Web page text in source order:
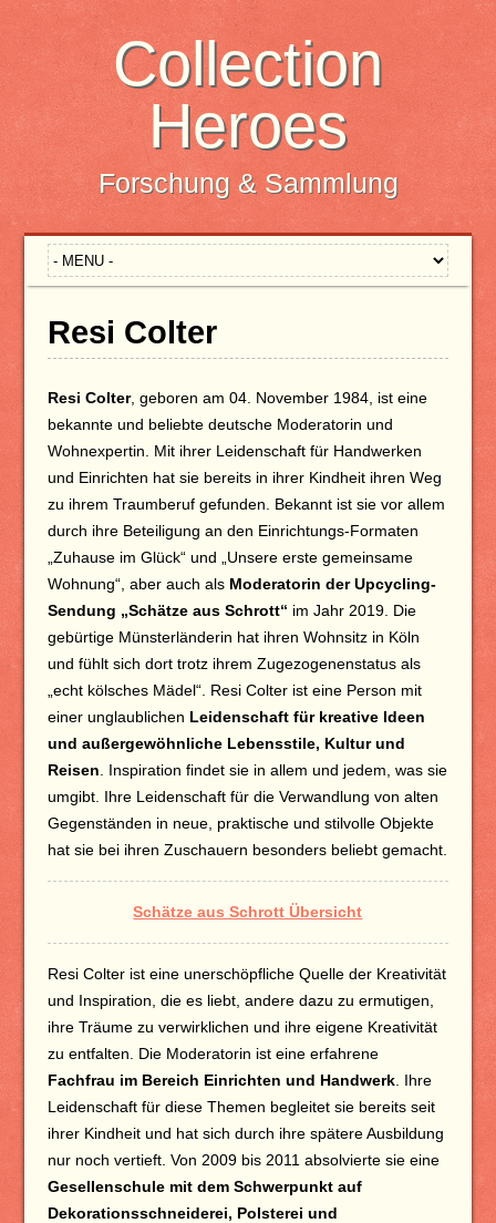
Collection
Heroes
Forschung & Sammlung
Resi Colter
Resi Colter, geboren am 04. November 1984, ist eine
bekannte und beliebte deutsche Moderatorin und
Wohnexpertin. Mit ihrer Leidenschaft für Handwerken
und Einrichten hat sie bereits in ihrer Kindheit ihren Weg
zu ihrem Traumberuf gefunden. Bekannt ist sie vor allem
durch ihre Beteiligung an den Einrichtungs-Formaten
„Zuhause im Glück“ und „Unsere erste gemeinsame
Wohnung“, aber auch als Moderatorin der Upcycling-
Sendung „Schätze aus Schrott“ im Jahr 2019. Die
gebürtige Münsterländerin hat ihren Wohnsitz in Köln
und fühlt sich dort trotz ihrem Zugezogenenstatus als
„echt kölsches Mädel“. Resi Colter ist eine Person mit
einer unglaublichen Leidenschaft für kreative Ideen
und außergewöhnliche Lebensstile, Kultur und
Reisen . Inspiration findet sie in allem und jedem, was sie
umgibt. Ihre Leidenschaft für die Verwandlung von alten
Gegenständen in neue, praktische und stilvolle Objekte
hat sie bei ihren Zuschauern besonders beliebt gemacht.
Schätze aus Schrott Übersicht
Resi Colter ist eine unerschöpfliche Quelle der Kreativität
und Inspiration, die es liebt, andere dazu zu ermutigen,
ihre Träume zu verwirklichen und ihre eigene Kreativität
zu entfalten. Die Moderatorin ist eine erfahrene
Fachfrau im Bereich Einrichten und Handwerk. Ihre
Leidenschaft für diese Themen begleitet sie bereits seit
ihrer Kindheit und hat sich durch ihre spätere Ausbildung
nur noch vertieft. Von 2009 bis 2011 absolvierte sie eine
Gesellenschule mit dem Schwerpunkt auf
Dekorationsschneiderei, Polsterei und